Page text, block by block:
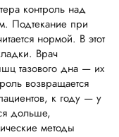
контроль над
Подтекание при
нормой. В этот
Врач
тазового дна — их
возвращается
к году — у
дольше,
методы